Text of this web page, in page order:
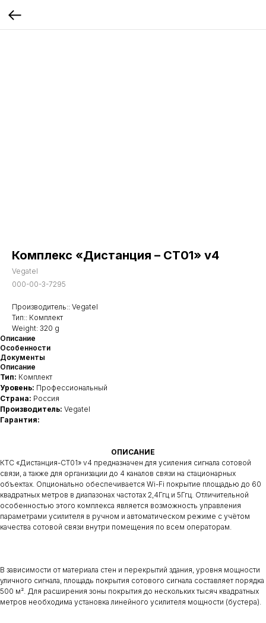
Комплекс «Дистанция – СТ01» v4
Vegatel
000-00-3-7295
Производитель:: Vegatel
Тип:: Комплект
Weight: 320 g
Описание
Особенности
Документы
Описание
Тип: Комплект
Уровень: Профессиональный
Страна: Россия
Производитель: Vegatel
Гарантия:
ОПИСАНИЕ
КТС «Дистанция-СТ01» v4 предназначен для усиления сигнала сотовой
связи, а также для организации до 4 каналов связи на стационарных
объектах. Опционально обеспечивается Wi-Fi покрытие площадью до 60
квадратных метров в диапазонах частотах 2,4Ггц и 5Ггц. Отличительной
особенностью этого комплекса является возможность управления
параметрами усилителя в ручном и автоматическом режиме с учётом
качества сотовой связи внутри помещения по всем операторам.
В зависимости от материала стен и перекрытий здания, уровня мощности
уличного сигнала, площадь покрытия сотового сигнала составляет порядка
500 м². Для расширения зоны покрытия до нескольких тысяч квадратных
метров необходима установка линейного усилителя мощности (бустера).